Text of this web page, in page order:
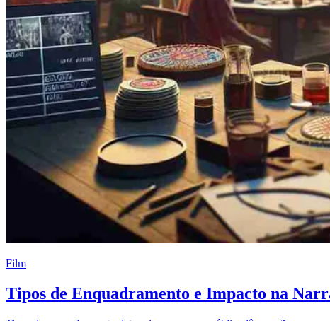
Film
Tipos de Enquadramento e Impacto na